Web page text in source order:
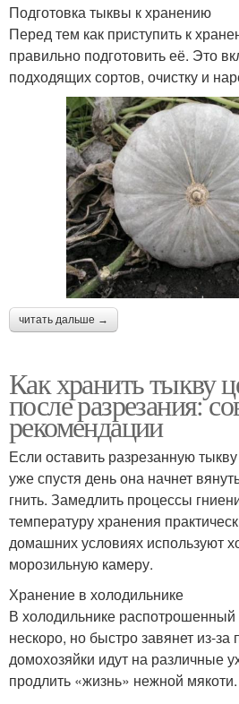
Подготовка тыквы к хранению
Перед тем как приступить к
правильно подготовить её. Это
подходящих сортов, очистку и
читать дальше →
Как хранить тыкву
после разрезания:
рекомендации
Если оставить разрезанную
уже спустя день она начнет
гнить. Замедлить процессы
температуру хранения
домашних условиях используют
морозильную камеру.
Хранение в холодильнике
В холодильнике распотрошенный
нескоро, но быстро завянет из-
домохозяйки идут на различные
продлить «жизнь» нежной мякоти.